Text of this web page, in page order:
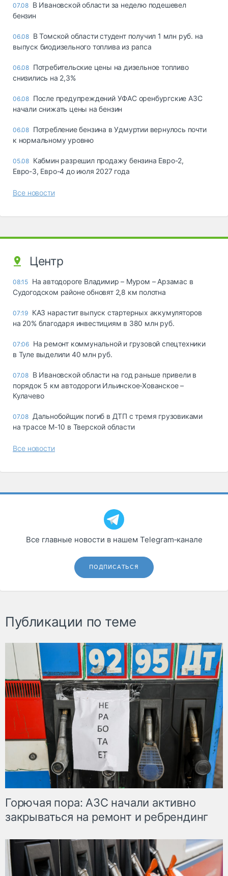
07.08 В Ивановской области за неделю подешевел
бензин
06.08 В Томской области студент получил 1 млн руб. на
выпуск биодизельного топлива из рапса
06.08 Потребительские цены на дизельное топливо
снизились на 2,3%
06.08 После предупреждений УФАС оренбургские АЗС
начали снижать цены на бензин
06.08 Потребление бензина в Удмуртии вернулось почти
к нормальному уровню
05.08 Кабмин разрешил продажу бензина Евро-2,
Евро-3, Евро-4 до июля 2027 года
Все новости
Центр
08:15 На автодороге Владимир – Муром – Арзамас в
Судогодском районе обновят 2,8 км полотна
07:19 КАЗ нарастит выпуск стартерных аккумуляторов
на 20% благодаря инвестициям в 380 млн руб.
07:06 На ремонт коммунальной и грузовой спецтехники
в Туле выделили 40 млн руб.
07.08 В Ивановской области на год раньше привели в
порядок 5 км автодороги Ильинское-Хованское –
Кулачево
07.08 Дальнобойщик погиб в ДТП с тремя грузовиками
на трассе М-10 в Тверской области
Все новости
Все главные новости в нашем Telegram‑канале
ПОДПИСАТЬСЯ
Публикации по теме
Горючая пора: АЗС начали активно
закрываться на ремонт и ребрендинг